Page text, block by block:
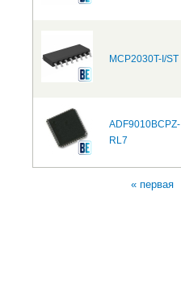
MCP2030T-I/ST
ADF9010BCPZ-
RL7
« первая